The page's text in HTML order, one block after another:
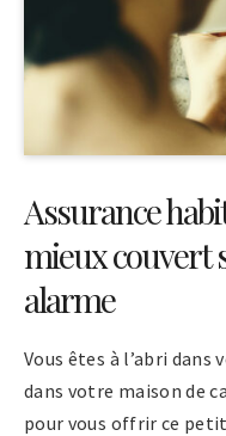
Assurance
mieux couvert
alarme
Vous êtes à l’abri
dans votre maison de
pour vous offrir ce